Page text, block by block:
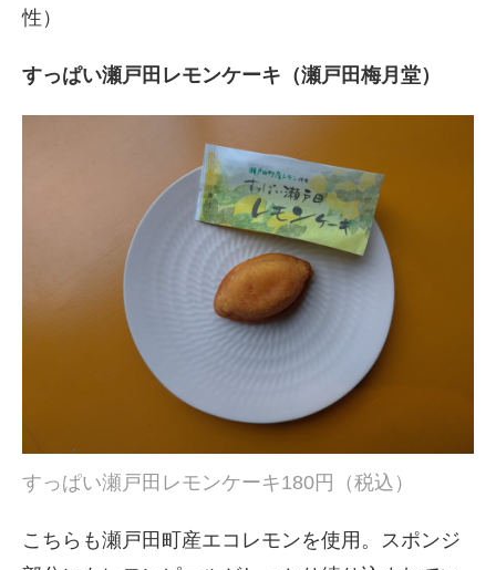
性）
すっぱい瀬戸田レモンケーキ（瀬戸田梅月堂）
すっぱい瀬戸田レモンケーキ180円（税込）
こちらも瀬戸田町産エコレモンを使用。スポンジ